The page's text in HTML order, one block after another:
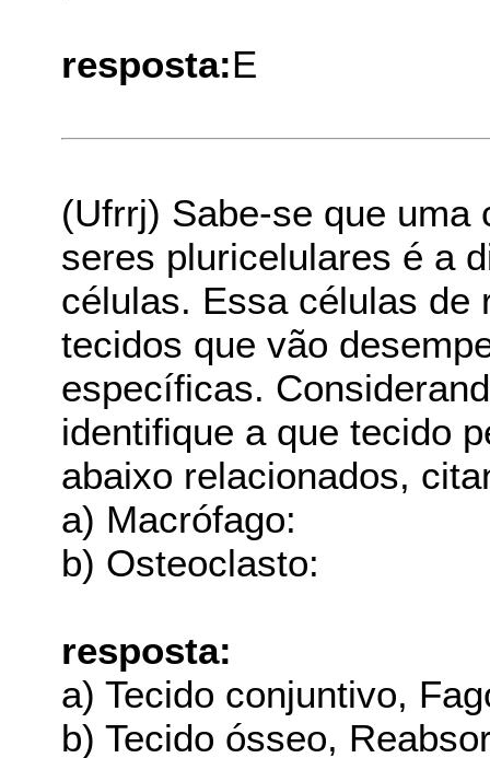
resposta:E
(Ufrrj) Sabe-se que
seres pluricelulares é a
células. Essa células de
tecidos que vão
específicas.
identifique a que tecido
abaixo relacionados,
a) Macrófago:
b) Osteoclasto:
resposta:
a) Tecido conjuntivo,
b) Tecido ósseo,